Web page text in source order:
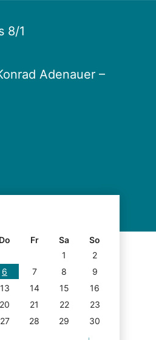
8/1
Adenauer –
Do Fr Sa
So
1
2
6 7 8
9
13 14 15
16
20 21 22
23
27 28 29
30